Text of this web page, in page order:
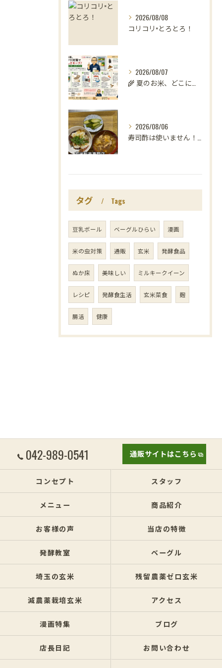
2026/08/08
コリコリ×とろとろ！
2026/08/07
🌾 夏のお米、どこに置いていますか？
2026/08/06
寿司酢は使いません！😳
タグ Tags
豆乳ボール ベーグルひらい 漫画
米の虫対策 通販 玄米 発酵食品
ぬか床 美味しい ミルキークイーン
レシピ 発酵食生活 玄米菜食 麹
腸活 健康
042-989-0541 通販サイトはこちら
コンセプト スタッフ
メニュー 商品紹介
お客様の声 当店の特徴
発酵教室 ベーグル
埼玉の玄米 残留農薬ゼロ玄米
減農薬栽培玄米 アクセス
漫画特集 ブログ
店長日記 お問い合わせ